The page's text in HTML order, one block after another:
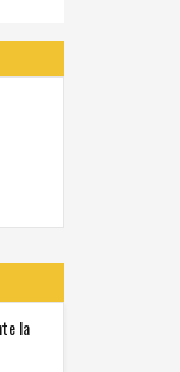
la